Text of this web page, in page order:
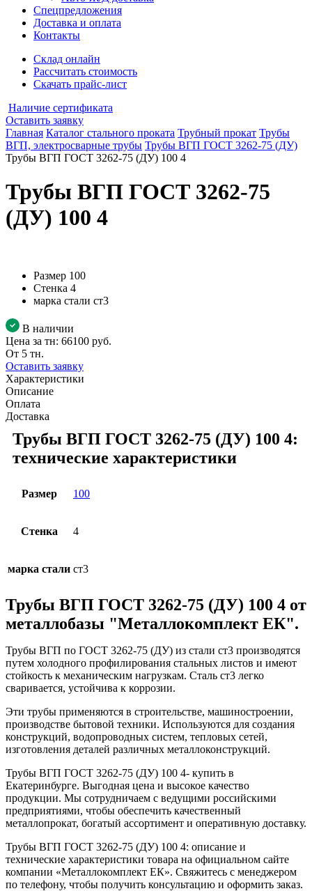
Спецпредложения
Доставка и оплата
Контакты
Склад онлайн
Рассчитать стоимость
Скачать прайс-лист
Наличие сертификата
Оставить заявку
Главная Каталог стального проката Трубный прокат Трубы
ВГП, электросварные трубы Трубы ВГП ГОСТ 3262-75 (ДУ)
Трубы ВГП ГОСТ 3262-75 (ДУ) 100 4
Трубы ВГП ГОСТ 3262-75
(ДУ) 100 4
Размер 100
Стенка 4
марка стали ст3
В наличии
Цена за тн: 66100 руб.
От 5 тн.
Оставить заявку
Характеристики
Описание
Оплата
Доставка
Трубы ВГП ГОСТ 3262-75 (ДУ) 100 4:
технические характеристики
Размер 100
Стенка 4
марка стали ст3
Трубы ВГП ГОСТ 3262-75 (ДУ) 100 4 от
металлобазы "Металлокомплект ЕК".
Трубы ВГП по ГОСТ 3262-75 (ДУ) из стали ст3 производятся
путем холодного профилирования стальных листов и имеют
стойкость к механическим нагрузкам. Сталь ст3 легко
сваривается, устойчива к коррозии.
Эти трубы применяются в строительстве, машиностроении,
производстве бытовой техники. Используются для создания
конструкций, водопроводных систем, тепловых сетей,
изготовления деталей различных металлоконструкций.
Трубы ВГП ГОСТ 3262-75 (ДУ) 100 4- купить в
Екатеринбурге. Выгодная цена и высокое качество
продукции. Мы сотрудничаем с ведущими российскими
предприятиями, чтобы обеспечить качественный
металлопрокат, богатый ассортимент и оперативную доставку.
Трубы ВГП ГОСТ 3262-75 (ДУ) 100 4: описание и
технические характеристики товара на официальном сайте
компании «Металлокомплект ЕК». Свяжитесь с менеджером
по телефону, чтобы получить консультацию и оформить заказ.